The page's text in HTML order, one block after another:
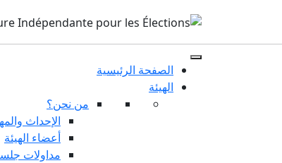
الصفحة الرئيسية
الهيئة
من نحن؟
الإحداث
أعضاء الهيئة
مداولات